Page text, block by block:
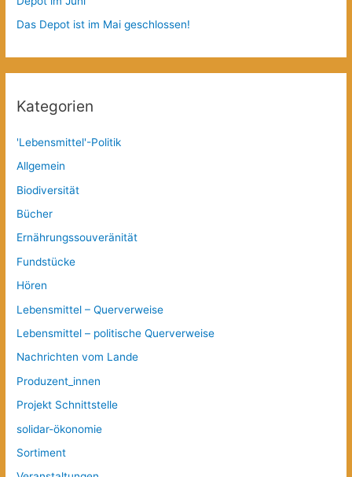
Das Depot ist im Mai geschlossen!
Kategorien
'Lebensmittel'-Politik
Allgemein
Biodiversität
Bücher
Ernährungssouveränität
Fundstücke
Hören
Lebensmittel – Querverweise
Lebensmittel – politische Querverweise
Nachrichten vom Lande
Produzent_innen
Projekt Schnittstelle
solidar-ökonomie
Sortiment